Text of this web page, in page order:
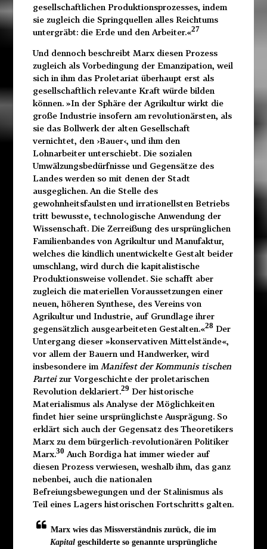
gesellschaftlichen Produktionsprozesses, indem
sie zugleich die Springquellen alles Reichtums
untergräbt: die Erde und den Arbeiter.«27
Und dennoch beschreibt Marx diesen Prozess
zugleich als Vorbedingung der Emanzipation, weil
sich in ihm das Proletariat überhaupt erst als
gesellschaftlich relevante Kraft würde bilden
können. »In der Sphäre der Agrikultur wirkt die
große Industrie insofern am revolutionärsten, als
sie das Bollwerk der alten Gesellschaft
vernichtet, den ›Bauer‹, und ihm den
Lohnarbeiter unterschiebt. Die sozialen
Umwälzungsbedürfnisse und Gegensätze des
Landes werden so mit denen der Stadt
ausgeglichen. An die Stelle des
gewohnheitsfaulsten und irrationellsten Betriebs
tritt bewusste, technologische Anwendung der
Wissenschaft. Die Zerreißung des ursprünglichen
Familienbandes von Agrikultur und Manufaktur,
welches die kindlich unentwickelte Gestalt beider
umschlang, wird durch die kapitalistische
Produktionsweise vollendet. Sie schafft aber
zugleich die materiellen Voraussetzungen einer
neuen, höheren Synthese, des Vereins von
Agrikultur und Industrie, auf Grundlage ihrer
gegensätzlich ausgearbeiteten Gestalten.«28 Der
Untergang dieser »konservativen Mittelstände«,
vor allem der Bauern und Handwerker, wird
insbesondere im Manifest der Kommunis tischen
Parteizur Vorgeschichte der proletarischen
Revolution deklariert.29 Der historische
Materialismus als Analyse der Möglichkeiten
findet hier seine ursprünglichste Ausprägung. So
erklärt sich auch der Gegensatz des Theoretikers
Marx zu dem bürgerlich-revolutionären Politiker
Marx.30 Auch Bordiga hat immer wieder auf
diesen Prozess verwiesen, weshalb ihm, das ganz
nebenbei, auch die nationalen
Befreiungsbewegungen und der Stalinismus als
Teil eines Lagers historischen Fortschritts galten.
Marx wies das Missverständnis zurück, die im
Kapital geschilderte so genannte ursprüngliche